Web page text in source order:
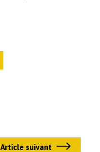
Article suivant